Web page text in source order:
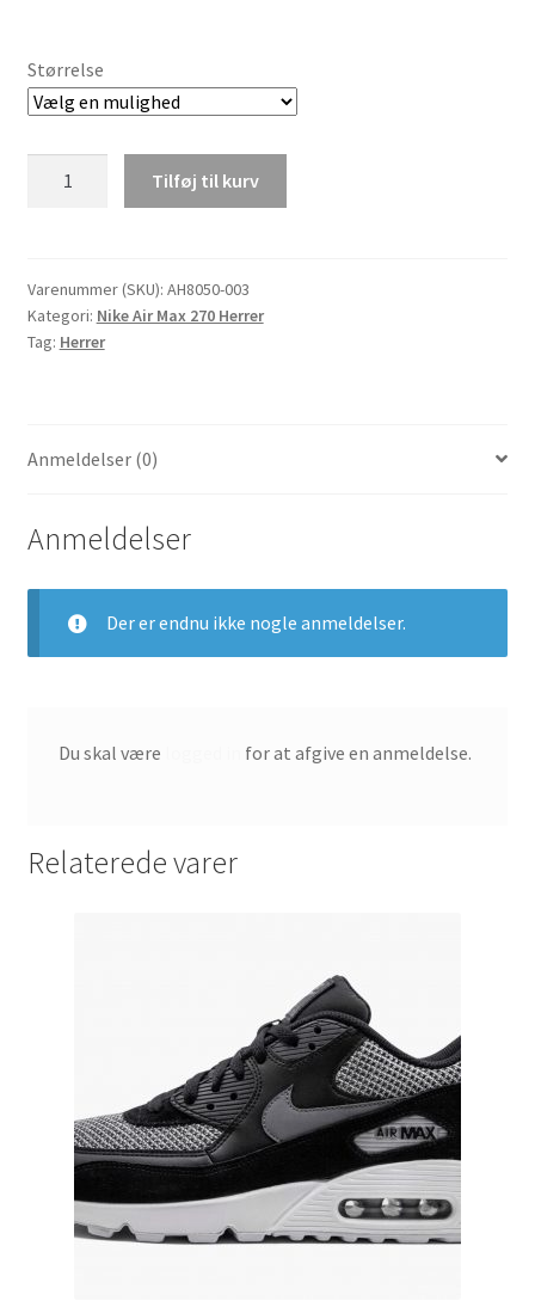
Størrelse
Marathon
Herrer
Løb
Punch-
AH8050-
003
antal
Tilføj til kurv
Varenummer (SKU): AH8050-003
Kategori: Nike Air Max 270 Herrer
Tag: Herrer
Anmeldelser (0)
Anmeldelser
Der er endnu ikke nogle anmeldelser.
Du skal være for at afgive en anmeldelse.
Relaterede varer